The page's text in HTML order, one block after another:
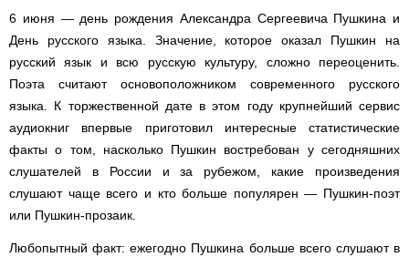
6 июня — день рождения Александра Сергеевича Пушкина и
День русского языка. Значение, которое оказал Пушкин на
русский язык и всю русскую культуру, сложно переоценить.
Поэта считают основоположником современного русского
языка. К торжественной дате в этом году крупнейший сервис
аудиокниг впервые приготовил интересные статистические
факты о том, насколько Пушкин востребован у сегодняшних
слушателей в России и за рубежом, какие произведения
слушают чаще всего и кто больше популярен — Пушкин-поэт
или Пушкин-прозаик.
Любопытный факт: ежегодно Пушкина больше всего слушают в